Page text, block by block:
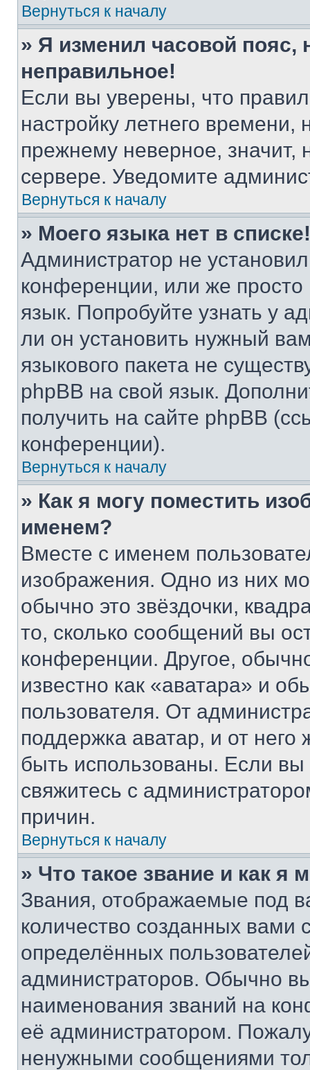
Вернуться к началу
» Я изменил часовой пояс,
неправильное!
Если вы уверены, что
настройку летнего
прежнему неверное, значит,
сервере. Уведомите
Вернуться к началу
» Моего языка нет в списке!
Администратор не
конференции, или же
язык. Попробуйте узнать у
ли он установить нужный
языкового пакета не
phpBB на свой язык.
получить на сайте phpBB
конференции).
Вернуться к началу
» Как я могу поместить
именем?
Вместе с именем
изображения. Одно из них
обычно это звёздочки,
то, сколько сообщений вы
конференции. Другое,
известно как «аватара» и
пользователя. От
поддержка аватар, и от него
быть использованы. Если
свяжитесь с
причин.
Вернуться к началу
» Что такое звание и как я
Звания, отображаемые под
количество созданных
определённых
администраторов. Обычно
наименования званий на
её администратором.
ненужными сообщениями